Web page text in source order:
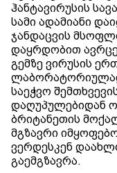
ჰანტავირუსის
სამი ადამიანი
ჯანდაცვის
დაყრდობით
გემზე ვირუსის
საეჭვო
დაღუპულებიდან
ბრიტანეთის
მგზავრი
ვერდესკენ
გაემგზავრა.